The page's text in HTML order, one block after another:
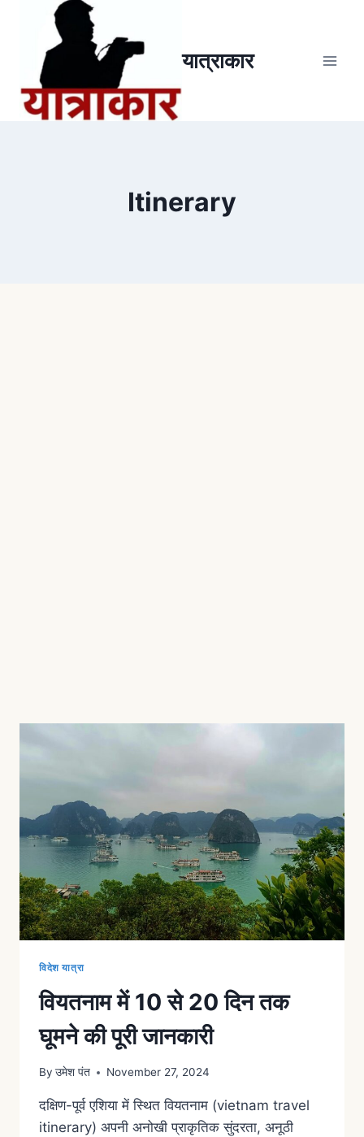
यात्राकार
Itinerary
विदेश यात्रा
वियतनाम में 10 से 20 दिन तक
घूमने की पूरी जानकारी
By उमेश पंत November 27, 2024
दक्षिण-पूर्व एशिया में स्थित वियतनाम (vietnam travel
itinerary) अपनी अनोखी प्राकृतिक सुंदरता, अनूठी